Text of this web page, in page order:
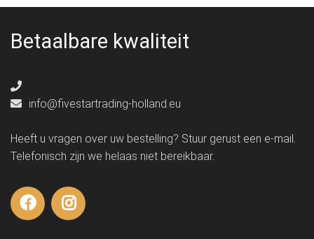
Betaalbare kwaliteit
info@fivestartrading-holland.eu
Heeft u vragen over uw bestelling? Stuur gerust een e-mail.
Telefonisch zijn we helaas niet bereikbaar.